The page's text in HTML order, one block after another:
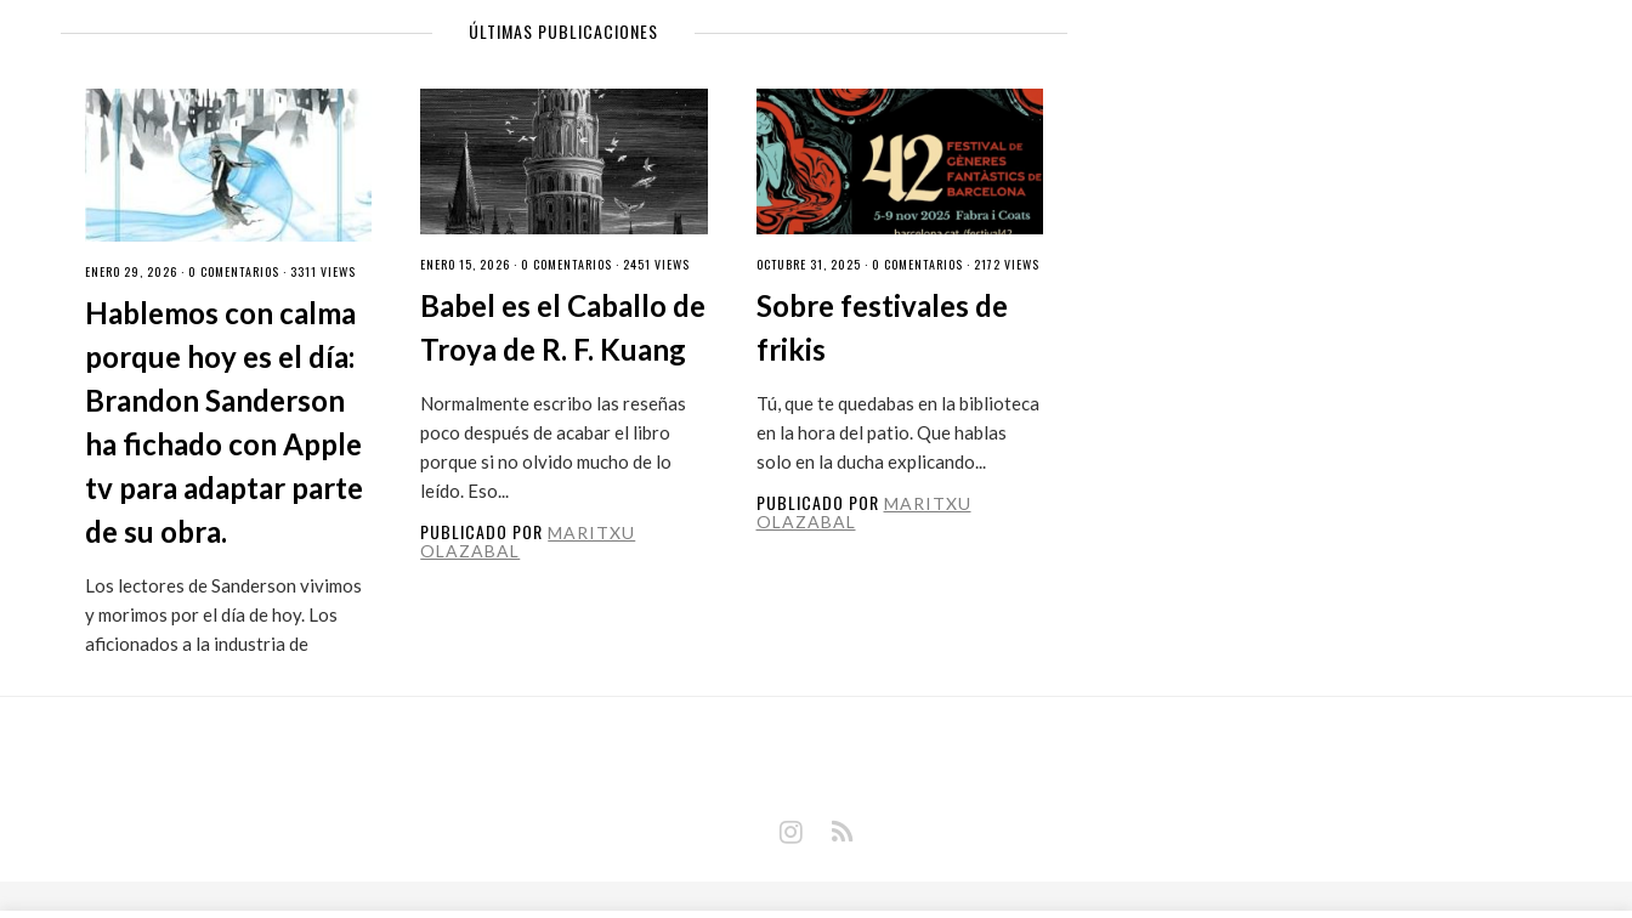
ÚLTIMAS PUBLICACIONES
ENERO 29, 2026 · 0 COMENTARIOS · 3311 VIEWS
Hablemos con calma
porque hoy es el día:
Brandon Sanderson
ha fichado con Apple
tv para adaptar parte
de su obra.
Los lectores de Sanderson vivimos
y morimos por el día de hoy. Los
aficionados a la industria de
ENERO 15, 2026 ·0 COMENTARIOS · 2451 VIEWS
Babel es el Caballo de
Troya de R. F. Kuang
Normalmente escribo las reseñas
poco después de acabar el libro
porque si no olvido mucho de lo
leído. Eso...
PUBLICADO PORMARITXU
OLAZABAL
OCTUBRE 31, 2025 · 0 COMENTARIOS · 2172 VIEWS
Sobre festivales de
frikis
Tú, que te quedabas en la biblioteca
en la hora del patio. Que hablas
solo en la ducha explicando...
PUBLICADO POR MARITXU
OLAZABAL